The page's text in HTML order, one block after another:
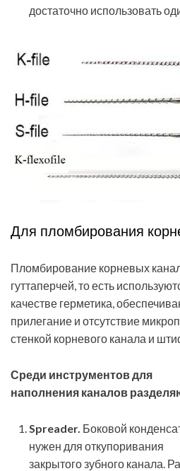
достаточно использовать
Для пломбирования
Пломбирование корневых
гуттаперчей, то есть
качестве герметика,
прилегание и отсутствие
стенкой корневого канала и
Среди инструментов для
наполнения каналов
Spreader. Боковой
нужен для откупоривания
закрытого зубного канала.